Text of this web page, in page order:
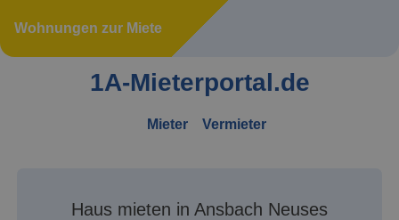
Wohnungen zur Miete
1A-Mieterportal.de
Mieter Vermieter
Haus mieten in Ansbach Neuses